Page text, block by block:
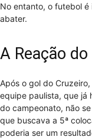
No entanto, o futebol é
abater.
A Reação do
Após o gol do
equipe paulista, que já
do campeonato, não
que buscava a 5ª
poderia ser um